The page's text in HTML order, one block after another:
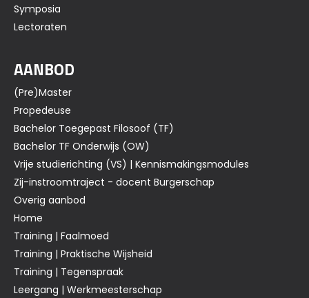
Symposia
Lectoraten
AANBOD
(Pre)Master
Propedeuse
Bachelor Toegepast Filosoof (TF)
Bachelor TF Onderwijs (OW)
Vrije studierichting (VS) | Kennismakingsmodules
Zij-instroomtraject - docent Burgerschap
Overig aanbod
Home
Training | Faalmoed
Training | Praktische Wijsheid
Training | Tegenspraak
Leergang | Werkmeesterschap